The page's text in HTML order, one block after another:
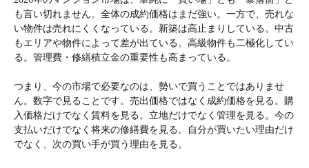
も言い切れません。全体の成約価格はまだ強い。一方で、売れな
い物件は売れにくくなっている。新築は高止まりしている。中古
もエリアや物件によって差が出ている。高級物件も二極化してい
る。管理費・修繕積立金の重要性も高まっている。
つまり、今の市場で必要なのは、勢いで買うことではありませ
ん。数字で見ることです。売出価格ではなく成約価格を見る。購
入価格だけでなく賃料を見る。立地だけでなく管理を見る。今の
支払いだけでなく将来の修繕費を見る。自分が買いたい理由だけ
でなく、次の買い手が買う理由を見る。